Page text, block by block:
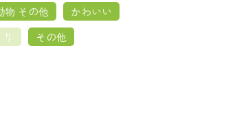
物 その他
かわいい
その他